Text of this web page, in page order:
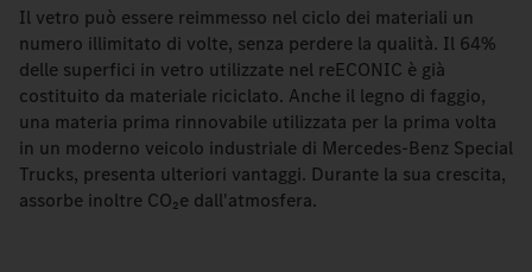
Il vetro può essere reimmesso nel ciclo dei materiali un
numero illimitato di volte, senza perdere la qualità. Il 64%
delle superfici in vetro utilizzate nel reECONIC è già
costituito da materiale riciclato. Anche il legno di faggio,
una materia prima rinnovabile utilizzata per la prima volta
in un moderno veicolo industriale di Mercedes-Benz Special
Trucks, presenta ulteriori vantaggi. Durante la sua crescita,
assorbe inoltre CO₂e dall'atmosfera.